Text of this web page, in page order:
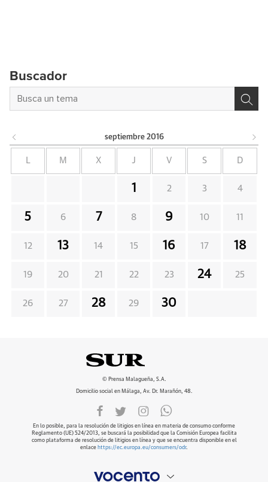
Buscador
septiembre 2016
L M X J V S D
1 2 3 4
5 6 7 8 9 10 11
12 13 14 15 16 17 18
19 20 21 22 23 24 25
26 27 28 29 30
© Prensa Malagueña, S.A.
Domicilio social en Málaga, Av. Dr. Marañón, 48.
En lo posible, para la resolución de litigios en línea en materia de consumo conforme
Reglamento (UE) 524/2013, se buscará la posibilidad que la Comisión Europea facilita
como plataforma de resolución de litigios en línea y que se encuentra disponible en el
enlace https://ec.europa.eu/consumers/odr.